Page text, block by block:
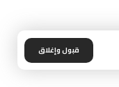
قبول وإغلاق